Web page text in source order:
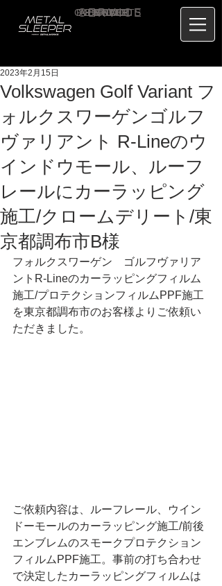
HOME
CONCEPT
SERVICE
ABOUT US
BLOG
PRICE
CONTACT
RECRUIT
Volkswagen Golf Variant フ
ォルクスワーゲンゴルフ
ヴァリアント R-Lineのウ
インドウモール、ルーフ
レールにカーラッピング
施工/クロームデリート/東
京都調布市B様
2023年2月15日
フォルクスワーゲン　ゴルフヴァリア
ントR-Lineのカーラッピングフィルム
施工/プロテクションフィルムPPF施工
を東京都調布市のお客様よりご依頼い
ただきました。
ご依頼内容は、ルーフレール、ウイン
ドーモールのカーラッピング施工/前後
エンブレムのスモークプロテクション
フィルムPPF施工。事前の打ち合わせ
で決定したカーラッピングフィルムは